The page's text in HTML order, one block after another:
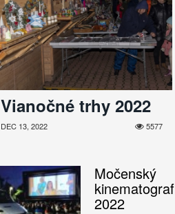
Vianočné trhy 2022
5577
DEC 13, 2022
Močenský
kinematograf
2022